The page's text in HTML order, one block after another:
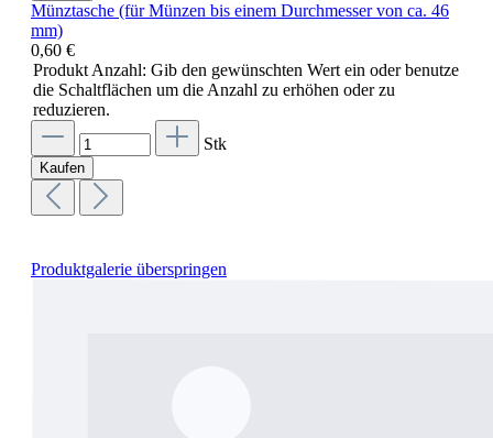
Münztasche (für Münzen bis einem Durchmesser von ca. 46
mm)
0,60 €
Produkt Anzahl: Gib den gewünschten Wert ein oder benutze
die Schaltflächen um die Anzahl zu erhöhen oder zu
reduzieren.
Stk
Kaufen
Produktgalerie überspringen